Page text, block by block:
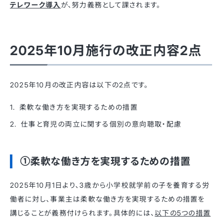
テレワーク導入 が、努力義務として課されます。
2025年10月施行の改正内容2点
2025年10月の改正内容は以下の2点です。
柔軟な働き方を実現するための措置
仕事と育児の両立に関する個別の意向聴取・配慮
①柔軟な働き方を実現するための措置
2025年10月1日より、3歳から小学校就学前の子を養育する労
働者に対し、事業主は柔軟な働き方を実現するための措置を
講じることが義務付けられます。​具体的には、以下の5つの措置